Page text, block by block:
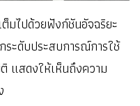
มไปด้วยฟังก์ชันอัจฉริยะ
ะดับประสบการณ์การใช้
แสดงให้เห็นถึงความ